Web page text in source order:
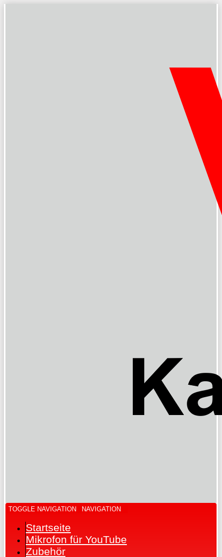
TOGGLE NAVIGATION NAVIGATION
Startseite
Mikrofon für YouTube
Zubehör